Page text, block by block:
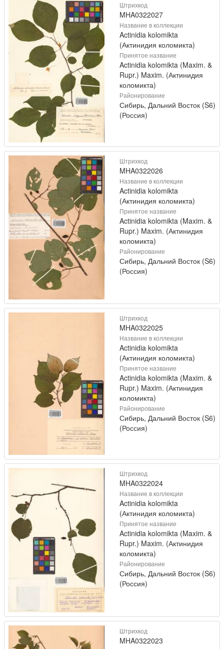
Штрихкод
MHA0322027
Название в коллекции
Actinidia kolomikta
(Актинидия коломикта)
Принятое название
Actinidia kolomikta (Maxim. &
Rupr.) Maxim. (Актинидия
коломикта)
Районирование
Сибирь, Дальний Восток (S6)
(Россия)
Штрихкод
MHA0322026
Название в коллекции
Actinidia kolomikta
(Актинидия коломикта)
Принятое название
Actinidia kolomikta (Maxim. &
Rupr.) Maxim. (Актинидия
коломикта)
Районирование
Сибирь, Дальний Восток (S6)
(Россия)
Штрихкод
MHA0322025
Название в коллекции
Actinidia kolomikta
(Актинидия коломикта)
Принятое название
Actinidia kolomikta (Maxim. &
Rupr.) Maxim. (Актинидия
коломикта)
Районирование
Сибирь, Дальний Восток (S6)
(Россия)
Штрихкод
MHA0322024
Название в коллекции
Actinidia kolomikta
(Актинидия коломикта)
Принятое название
Actinidia kolomikta (Maxim. &
Rupr.) Maxim. (Актинидия
коломикта)
Районирование
Сибирь, Дальний Восток (S6)
(Россия)
Штрихкод
MHA0322023